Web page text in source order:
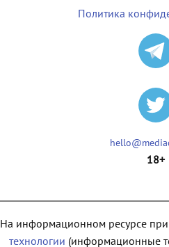
Политика
18+
На информационном ресурсе
технологии (информационные